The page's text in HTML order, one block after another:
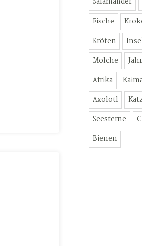
Fische
Kröten
Molche
Afrika
Axolotl
Seesterne
Bienen